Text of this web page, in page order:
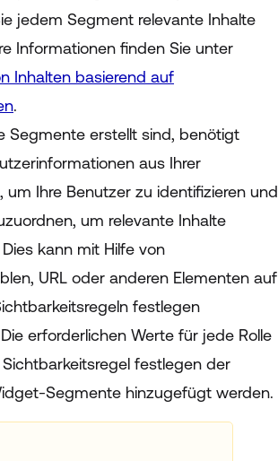
jedem Segment relevante Inhalte
Informationen finden Sie unter
Inhalten basierend auf
.
Segmente erstellt sind, benötigt
aus Ihrer
um Ihre Benutzer zu identifizieren und
um relevante Inhalte
kann mit Hilfe von
URL oder anderen Elementen auf
festlegen
erforderlichen Werte für jede Rolle
festlegen der
Segmente hinzugefügt werden.
here